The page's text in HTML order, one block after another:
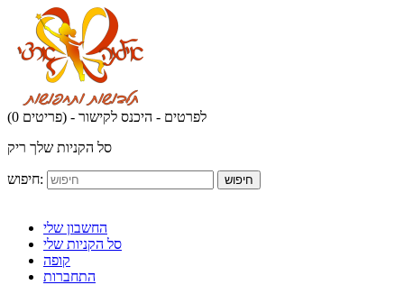
(0 פריטים) - לפרטים - היכנס לקישור
סל הקניות שלך ריק
חיפוש: חיפוש
החשבון שלי
סל הקניות שלי
קופה
התחברות